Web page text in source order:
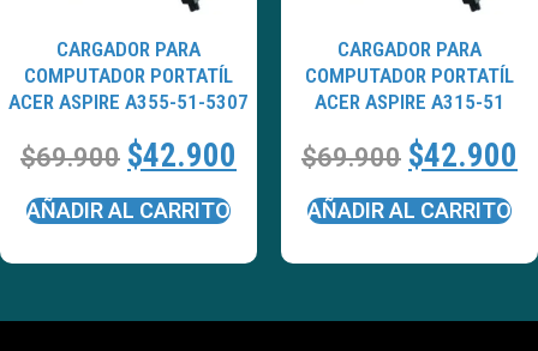
CARGADOR PARA
COMPUTADOR PORTATÍL
ACER ASPIRE A355-51-5307
$69.900 $42.900
AÑADIR AL CARRITO
CARGADOR PARA
COMPUTADOR PORTATÍL
ACER ASPIRE A315-51
$69.900 $42.900
AÑADIR AL CARRITO